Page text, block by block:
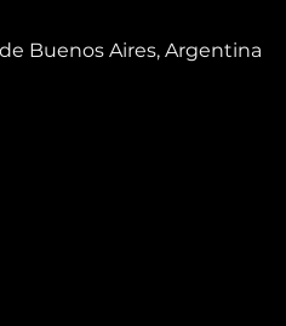
Buenos Aires, Argentina